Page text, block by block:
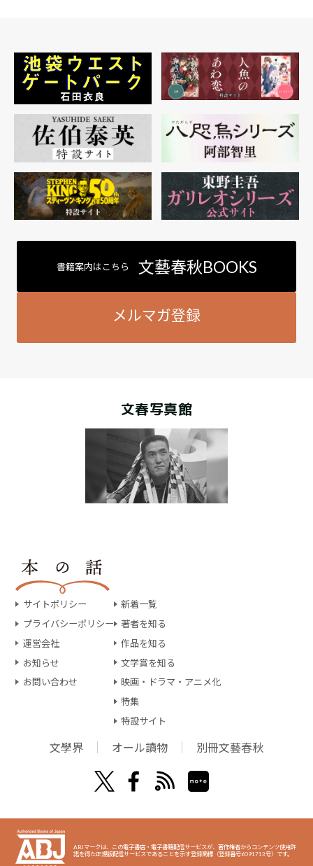
書籍案内はこちら 文藝春秋BOOKS
メルマガ登録
文春写真館
サイトポリシー
プライバシーポリシー
運営会社
お知らせ
お問い合わせ
新着一覧
著者を知る
作品を知る
文学賞を知る
映画・ドラマ・アニメ化
特集
特設サイト
文學界 オール讀物 別冊文藝春秋
ABJマークは、この電子書店・電子書籍配信サービスが、著作権者からコンテンツ使用許
諾を得た正規版配信サービスであることを示す登録商標（登録番号6091713号）です。